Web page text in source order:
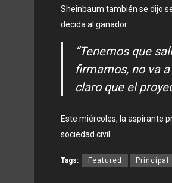
Sheinbaum también se dijo
decida al ganador.
“Tenemos que
firmamos, no va
claro que el
Este miércoles, la aspirante
sociedad civil.
Tags: Featured Principal